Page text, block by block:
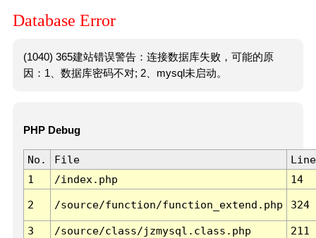
Database Error
(1040) 365建站错误警告：连接数据库失败，可能的原
因：1、数据库密码不对; 2、mysql未启动。
PHP Debug
No. File
Line
1
/index.php 14
2 /source/function/function_extend.php 324
3 /source/class/jzmysql.class.php
211